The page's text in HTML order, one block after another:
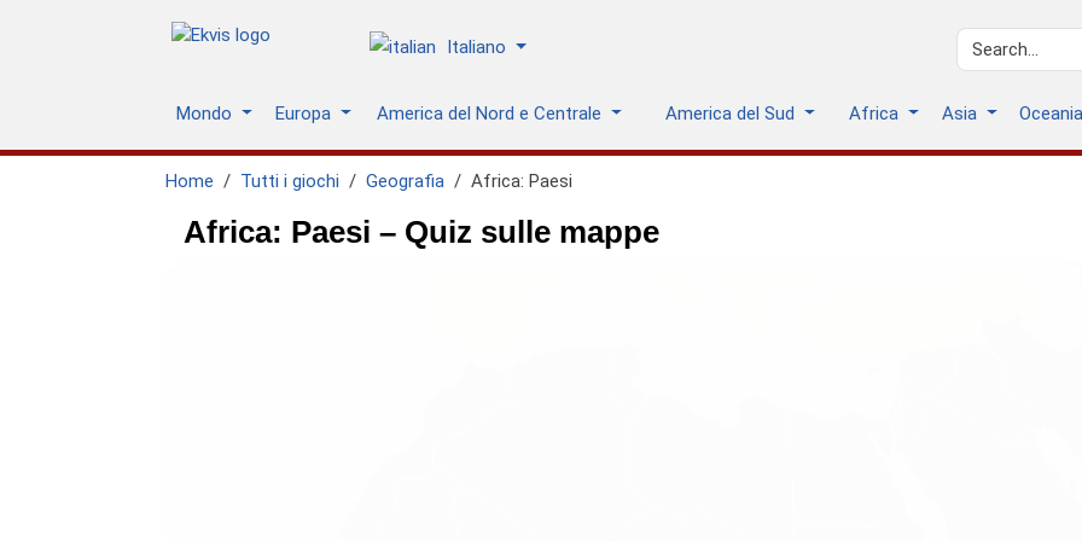
Italiano
Mondo Europa America del Nord e Centrale America del Sud Africa Asia
Home Tutti i giochi Geografia Africa: Paesi
Africa: Paesi – Quiz sulle mappe